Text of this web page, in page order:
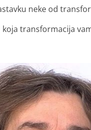
neke od
transformacija